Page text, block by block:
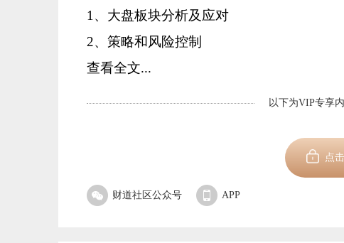
1、大盘板块分析及应对
2、策略和风险控制
查看全文...
以下为VIP专享
点
财道社区公众号 APP